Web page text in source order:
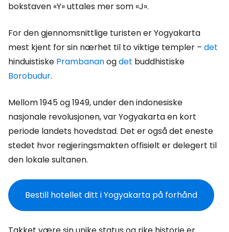
bokstaven «Y» uttales mer som «J».
For den gjennomsnittlige turisten er Yogyakarta
mest kjent for sin nærhet til to viktige templer – det
hinduistiske Prambananogdet buddhistiske
Borobudur.
Mellom 1945 og 1949, under den indonesiske
nasjonale revolusjonen, var Yogyakarta en kort
periode landets hovedstad. Det er også det eneste
stedet hvor regjeringsmakten offisielt er delegert til
den lokale sultanen.
Bestill hotellet ditt i Yogyakarta på forhånd